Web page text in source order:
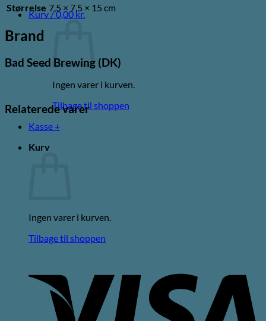
Kurv /0,00 kr.
Ingen varer i kurven.
Tilbage til shoppen
Kasse +
Kurv
Ingen varer i kurven.
Tilbage til shoppen
Størrelse 7,5 × 7,5 × 15 cm
Brand
Bad Seed Brewing (DK)
Relaterede varer